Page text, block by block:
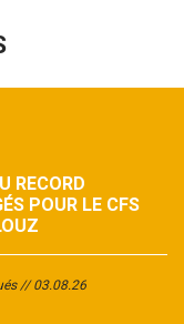
RECORD
POUR LE CFS
03.08.26